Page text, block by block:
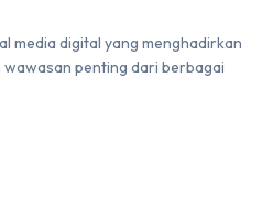
media digital yang menghadirkan
penting dari berbagai